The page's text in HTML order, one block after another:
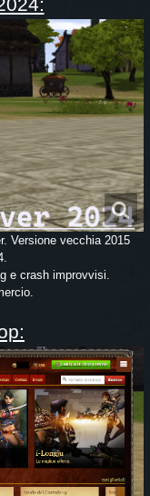
Versione vecchia 2015
e crash improvvisi.